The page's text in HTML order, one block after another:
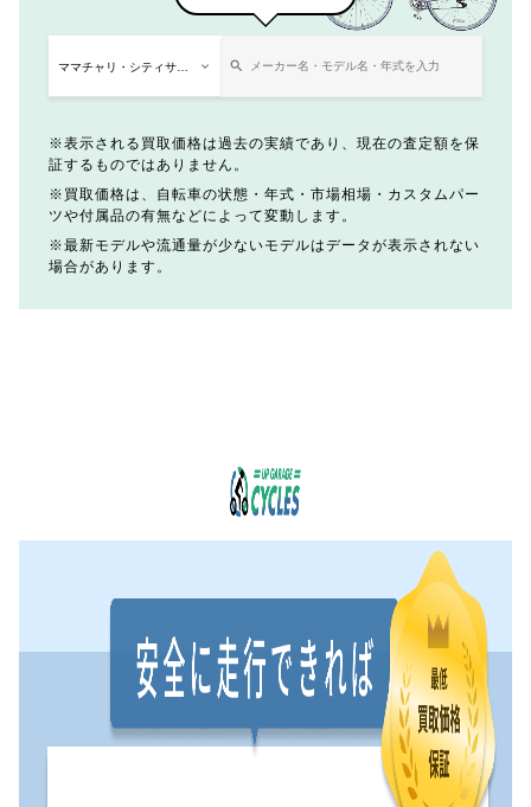
表示される買取価格は過去の実績であり、現在の査定額を保
証するものではありません。
買取価格は、自転車の状態・年式・市場相場・カスタムパー
ツや付属品の有無などによって変動します。
最新モデルや流通量が少ないモデルはデータが表示されない
場合があります。